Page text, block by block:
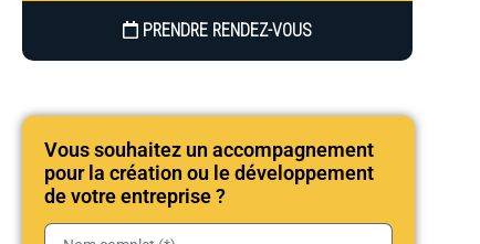
PRENDRE RENDEZ-VOUS
Vous souhaitez un accompagnement
pour la création ou le développement
de votre entreprise ?